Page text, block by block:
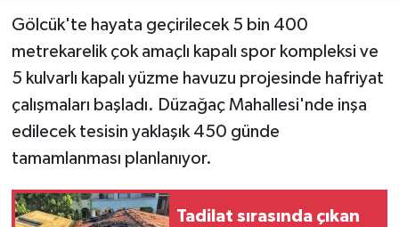
Gölcük'te hayata geçirilecek 5 bin 400
metrekarelik çok amaçlı kapalı spor kompleksi ve
5 kulvarlı kapalı yüzme havuzu projesinde hafriyat
çalışmaları başladı. Düzağaç Mahallesi'nde inşa
edilecek tesisin yaklaşık 450 günde
tamamlanması planlanıyor.
Tadilat sırasında çıkan